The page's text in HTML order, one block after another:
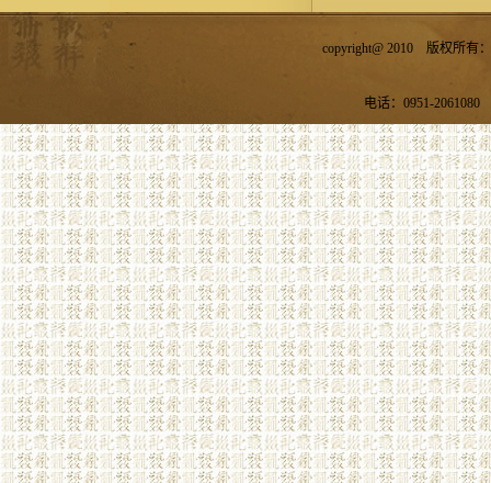
copyright@ 2010 版权所有
电话：0951-2061080